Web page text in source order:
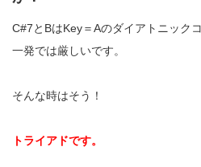
C#7とBはKey＝Aのダイアトニック
一発では厳しいです。
そんな時はそう！
トライアドです。